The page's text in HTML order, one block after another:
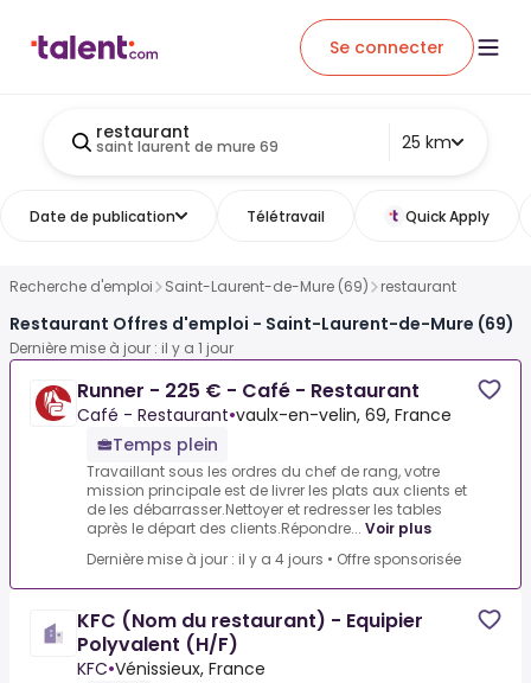
Se connecter
restaurant
saint laurent de mure 69 25 km
Date de publication Télétravail Quick Apply
Recherche d'emploi Saint-Laurent-de-Mure (69) restaurant
Restaurant Offres d'emploi - Saint-Laurent-de-Mure (69)
Dernière mise à jour : il y a 1 jour
Runner - 225 € - Café - Restaurant
Café - Restaurant•vaulx-en-velin, 69, France
Temps plein
Travaillant sous les ordres du chef de rang, votre
mission principale est de livrer les plats aux clients et
de les débarrasser.Nettoyer et redresser les tables
après le départ des clients.Répondre... Voir plus
Dernière mise à jour : il y a 4 jours • Offre sponsorisée
KFC (Nom du restaurant) - Equipier
Polyvalent (H/F)
KFC•Vénissieux, France